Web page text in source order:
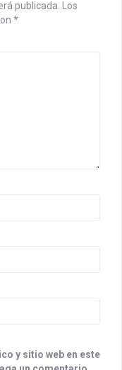
publicada.
Los
*
y sitio web en este